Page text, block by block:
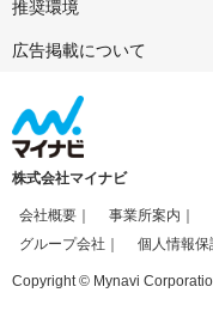
推奨環境
広告掲載について
株式会社マイナビ
会社概要 事業所案内
グループ会社
個人情報保
Copyright © Mynavi